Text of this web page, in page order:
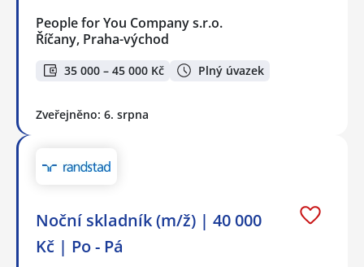
People for You Company s.r.o.
Říčany, Praha-východ
35 000 – 45 000 Kč Plný úvazek
Zveřejněno: 6. srpna
Noční skladník (m/ž) | 40 000
Kč | Po - Pá